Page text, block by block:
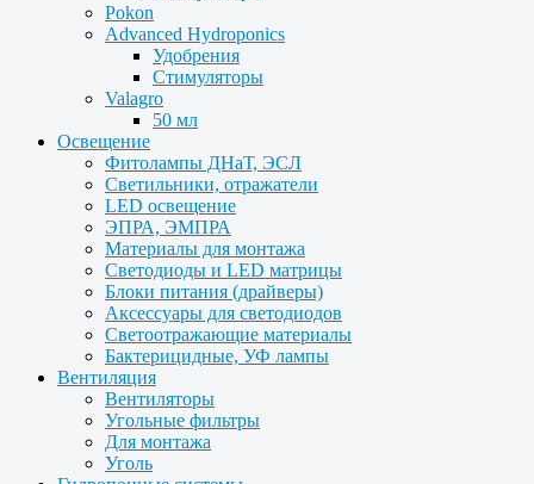
Pokon
Advanced Hydroponics
Удобрения
Стимуляторы
Valagro
50 мл
Освещение
Фитолампы ДНаТ, ЭСЛ
Светильники, отражатели
LED освещение
ЭПРА, ЭМПРА
Материалы для монтажа
Светодиоды и LED матрицы
Блоки питания (драйверы)
Аксессуары для светодиодов
Светоотражающие материалы
Бактерицидные, УФ лампы
Вентиляция
Вентиляторы
Угольные фильтры
Для монтажа
Уголь